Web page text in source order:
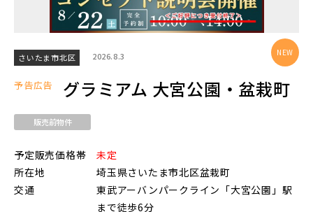
さいたま市大宮区(0)
さいたま市見沼区(5)
さいたま市浦和区(0)
さいたま市緑区(1)
さいたま市岩槻区(0)
川越市(3)
上尾市(2)
蕨市(0)
志木市(0)
和光市(1)
さいたま市北区 2026.8.3
予告広告 グラミアム 大宮公園・盆栽町
販売前物件
予定販売価格帯
未定
所在地
埼玉県さいたま市北区盆栽町
交通
東武アーバンパークライン「大宮公園」駅
まで徒歩6分